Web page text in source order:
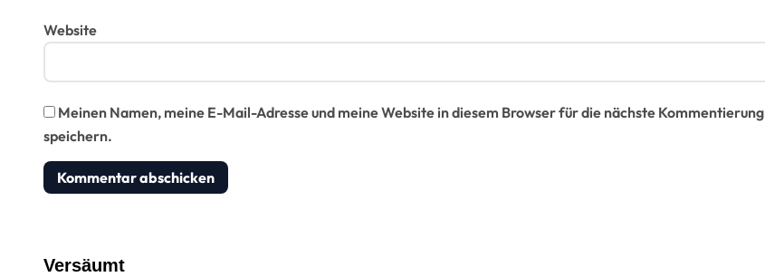
Website
Meinen Namen, meine E-Mail-Adresse und meine Website in diesem Browser für die nächste Kommentierung
speichern.
Versäumt